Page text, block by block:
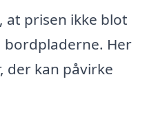
at prisen ikke blot
bordpladerne. Her
der kan påvirke